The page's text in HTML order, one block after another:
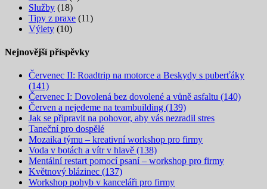
Služby (18)
Tipy z praxe (11)
Výlety (10)
Nejnovější příspěvky
Červenec II: Roadtrip na motorce a Beskydy s puberťáky
(141)
Červenec I: Dovolená bez dovolené a vůně asfaltu (140)
Červen a nejedeme na teambuilding (139)
Jak se připravit na pohovor, aby vás nezradil stres
Taneční pro dospělé
Mozaika týmu – kreativní workshop pro firmy
Voda v botách a vítr v hlavě (138)
Mentální restart pomocí psaní – workshop pro firmy
Květnový blázinec (137)
Workshop pohyb v kanceláři pro firmy